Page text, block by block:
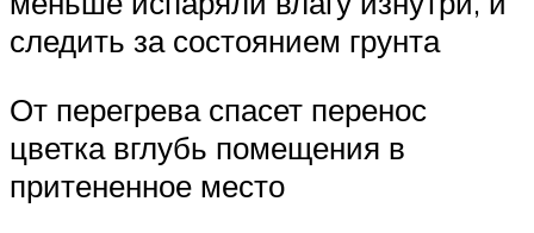
следить за состоянием грунта
От перегрева спасет перенос
цветка вглубь помещения в
притененное место